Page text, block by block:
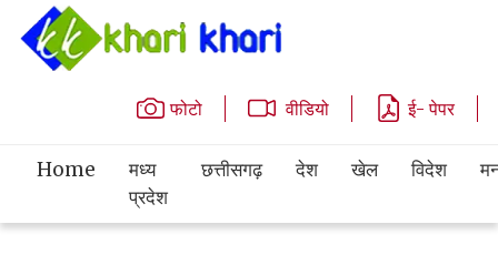
फोटो वीडियो ई- पेपर
Home
मध्य
प्रदेश
छत्तीसगढ़ देश खेल विदेश